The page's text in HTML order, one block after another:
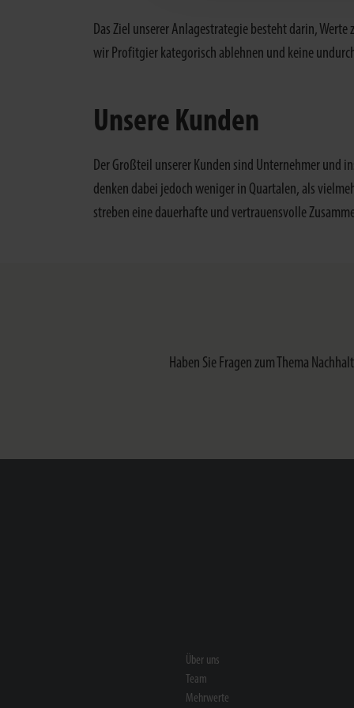
Das Ziel unserer Anlagestrategie besteht darin,
wir Profitgier kategorisch ablehnen und keine
Unsere Kunden
Der Großteil unserer Kunden sind Unternehmer
denken dabei jedoch weniger in Quartalen, als
streben eine dauerhafte und vertrauensvolle
Haben Sie Fragen zum Thema
Über uns
Team
Mehrwerte